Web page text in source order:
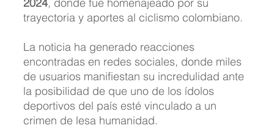
trayectoria y aportes al ciclismo colombiano.
La noticia ha generado reacciones
encontradas en redes sociales, donde miles
de usuarios manifiestan su incredulidad ante
la posibilidad de que uno de los ídolos
deportivos del país esté vinculado a un
crimen de lesa humanidad.